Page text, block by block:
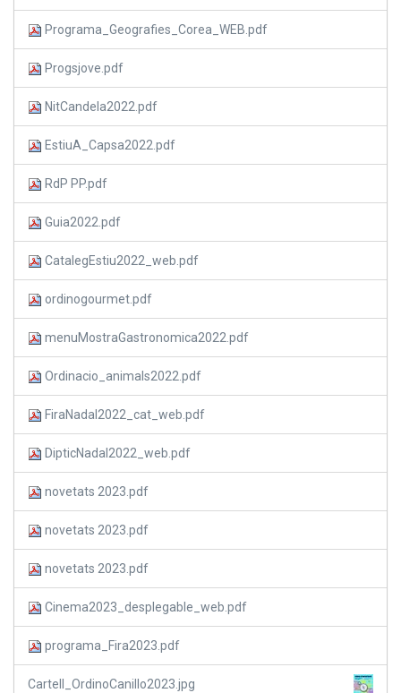
Programa_Geografies_Corea_WEB.pdf
Progsjove.pdf
NitCandela2022.pdf
EstiuA_Capsa2022.pdf
RdP PP.pdf
Guia2022.pdf
CatalegEstiu2022_web.pdf
ordinogourmet.pdf
menuMostraGastronomica2022.pdf
Ordinacio_animals2022.pdf
FiraNadal2022_cat_web.pdf
DipticNadal2022_web.pdf
novetats 2023.pdf
novetats 2023.pdf
novetats 2023.pdf
Cinema2023_desplegable_web.pdf
programa_Fira2023.pdf
Cartell_OrdinoCanillo2023.jpg